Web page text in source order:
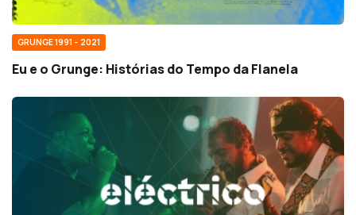
GRUNGE 1991 – 2021
Eu e o Grunge: Histórias do Tempo da Flanela